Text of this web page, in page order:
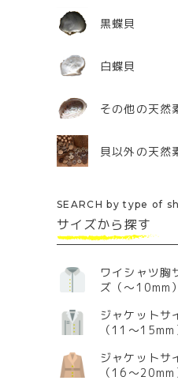
黒蝶貝
白蝶貝
その他の天然
貝以外の天然
SEARCH by type of
サイズから探す
ワイシャツ胸
ズ（〜10mm）
ジャケットサ
（11〜15mm
ジャケットサ
（16〜20mm